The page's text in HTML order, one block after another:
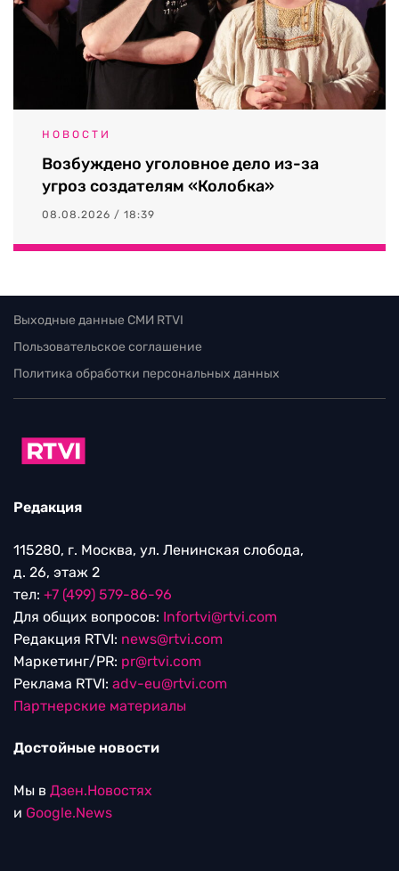
НОВОСТИ
Возбуждено уголовное дело из-за
угроз создателям «Колобка»
08.08.2026 / 18:39
Выходные данные СМИ RTVI
Пользовательское соглашение
Политика обработки персональных данных
Редакция
115280, г. Москва, ул. Ленинская слобода,
д. 26, этаж 2
тел: +7 (499) 579-86-96
Для общих вопросов: Infortvi@rtvi.com
Редакция RTVI: news@rtvi.com
Маркетинг/PR: pr@rtvi.com
Реклама RTVI: adv-eu@rtvi.com
Партнерские материалы
Достойные новости
Мы в Дзен.Новостях
и Google.News